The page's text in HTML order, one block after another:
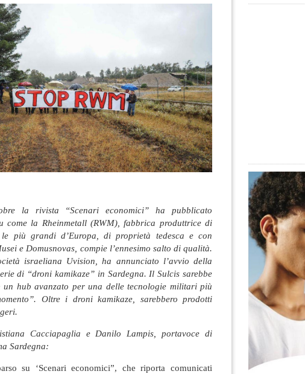
la rivista “Scenari economici” ha pubblicato
come la Rheinmetall (RWM), fabbrica produttrice di
più grandi d’Europa, di proprietà tedesca e con
e Domusnovas, compie l’ennesimo salto di qualità.
israeliana Uvision, ha annunciato l’avvio della
di “droni kamikaze” in Sardegna. Il Sulcis sarebbe
un hub avanzato per una delle tecnologie militari più
Oltre i droni kamikaze, sarebbero prodotti
Cacciapaglia e Danilo Lampis, portavoce di
Sardegna:
su ‘Scenari economici”, che riporta comunicati